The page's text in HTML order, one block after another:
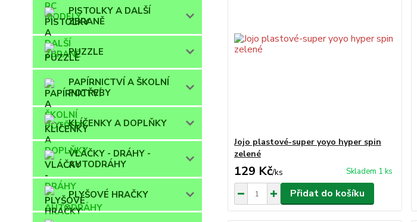
PISTOLKY A DALŠÍ
ZBRANĚ
PUZZLE
PAPÍRNICTVÍ A ŠKOLNÍ
POTŘEBY
KLÍČENKY A DOPLŇKY
VLÁČKY - DRÁHY -
AUTODRÁHY
PLYŠOVÉ HRAČKY
Jojo plastové-super yoyo hyper spin
zelené
129 Kč/ks Skladem 1 ks
Přidat do košíku